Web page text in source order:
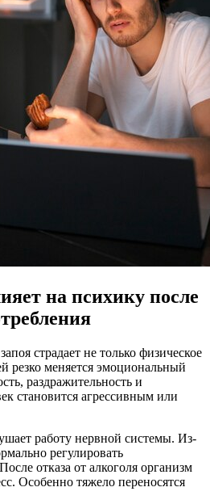
на психику после
страдает не только физическое
резко меняется эмоциональный
раздражительность и
становится агрессивным или
работу нервной системы. Из-
регулировать
отказа от алкоголя организм
Особенно тяжело переносятся